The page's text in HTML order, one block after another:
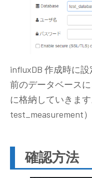
influxDB 作成時に
前のデータベース
に格納していきま
test_measurement）
確認方法